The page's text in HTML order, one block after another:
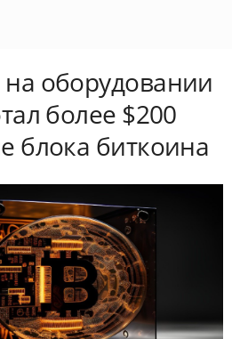
оборудовании
более $200
блока биткоина